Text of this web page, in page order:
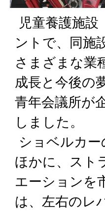
児童養護施
ントで、同施
さまざまな業
成長と今後の
青年会議所が
しました。
ショベルカ
ほかに、スト
エーションを
は、左右のレ